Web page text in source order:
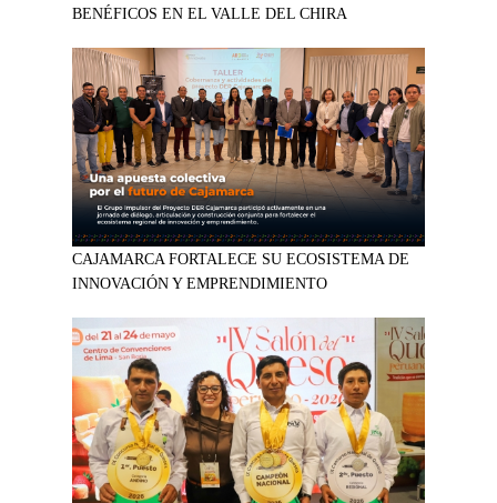
BENÉFICOS EN EL VALLE DEL CHIRA
CAJAMARCA FORTALECE SU ECOSISTEMA DE
INNOVACIÓN Y EMPRENDIMIENTO